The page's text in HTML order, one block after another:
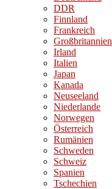
DDR
Finnland
Frankreich
Großbritannien
Irland
Italien
Japan
Kanada
Neuseeland
Niederlande
Norwegen
Österreich
Rumänien
Schweden
Schweiz
Spanien
Tschechien